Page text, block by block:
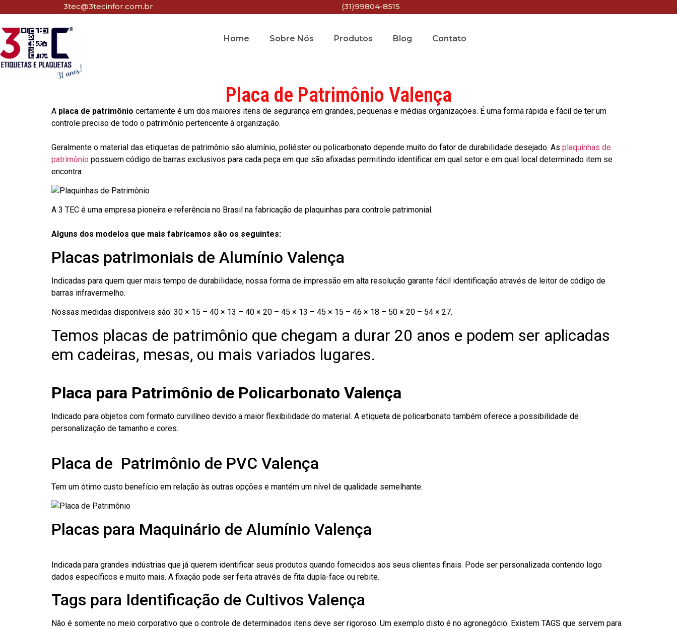
3tec@3tecinfor.com.br (31)99804-8515
Home Sobre Nós Produtos Blog Contato
Placa de Patrimônio Valença
A placa de patrimônio certamente é um dos maiores itens de segurança em grandes, pequenas e médias organizações. É uma forma rápida e fácil de ter um
controle preciso de todo o patrimônio pertencente à organização.
Geralmente o material das etiquetas de patrimônio são alumínio, poliéster ou policarbonato depende muito do fator de durabilidade desejado. As plaquinhas de
patrimônio possuem código de barras exclusivos para cada peça em que são afixadas permitindo identificar em qual setor e em qual local determinado item se
encontra.
A 3 TEC é uma empresa pioneira e referência no Brasil na fabricação de plaquinhas para controle patrimonial.
Alguns dos modelos que mais fabricamos são os seguintes:
Placas patrimoniais de Alumínio Valença
Indicadas para quem quer mais tempo de durabilidade, nossa forma de impressão em alta resolução garante fácil identificação através de leitor de código de
barras infravermelho.
Nossas medidas disponíveis são: 30 × 15 – 40 × 13 – 40 × 20 – 45 × 13 – 45 × 15 – 46 × 18 – 50 × 20 – 54 × 27.
Temos placas de patrimônio que chegam a durar 20 anos e podem ser aplicadas
em cadeiras, mesas, ou mais variados lugares.
Placa para Patrimônio de Policarbonato Valença
Indicado para objetos com formato curvilíneo devido a maior flexibilidade do material. A etiqueta de policarbonato também oferece a possibilidade de
personalização de tamanho e cores.
Placa de Patrimônio de PVC Valença
Tem um ótimo custo benefício em relação às outras opções e mantém um nível de qualidade semelhante.
Placas para Maquinário de Alumínio Valença
Indicada para grandes indústrias que já querem identificar seus produtos quando fornecidos aos seus clientes finais. Pode ser personalizada contendo logo
dados específicos e muito mais. A fixação pode ser feita através de fita dupla-face ou rebite.
Tags para Identificação de Cultivos Valença
Não é somente no meio corporativo que o controle de determinados itens deve ser rigoroso. Um exemplo disto é no agronegócio. Existem TAGS que servem para